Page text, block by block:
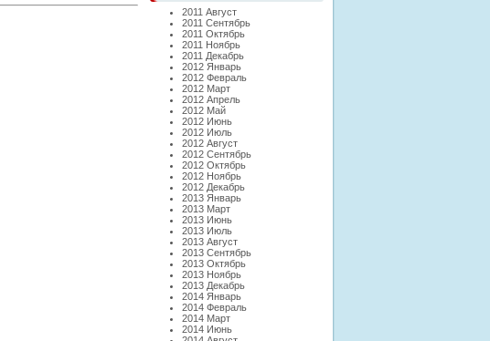
2011 Август
2011 Сентябрь
2011 Октябрь
2011 Ноябрь
2011 Декабрь
2012 Январь
2012 Февраль
2012 Март
2012 Апрель
2012 Май
2012 Июнь
2012 Июль
2012 Август
2012 Сентябрь
2012 Октябрь
2012 Ноябрь
2012 Декабрь
2013 Январь
2013 Март
2013 Июнь
2013 Июль
2013 Август
2013 Сентябрь
2013 Октябрь
2013 Ноябрь
2013 Декабрь
2014 Январь
2014 Февраль
2014 Март
2014 Июнь